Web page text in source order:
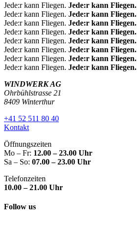
Jede:r kann Fliegen. Jede:r kann Fliegen.
Jede:r kann Fliegen. Jede:r kann Fliegen.
Jede:r kann Fliegen. Jede:r kann Fliegen.
Jede:r kann Fliegen. Jede:r kann Fliegen.
Jede:r kann Fliegen. Jede:r kann Fliegen.
Jede:r kann Fliegen. Jede:r kann Fliegen.
Jede:r kann Fliegen. Jede:r kann Fliegen.
Jede:r kann Fliegen. Jede:r kann Fliegen.
WINDWERK AG
Ohrbühlstrasse 21
8409 Winterthur
+41 52 511 80 40
Kontakt
Öffnungszeiten
Mo – Fr: 12.00 – 23.00 Uhr
Sa – So: 07.00 – 23.00 Uhr
Telefonzeiten
10.00 – 21.00 Uhr
Follow us